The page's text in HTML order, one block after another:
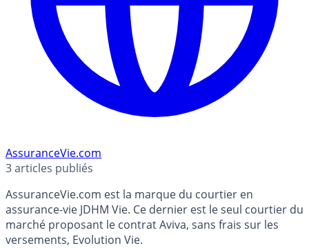
AssuranceVie.com
3articles publiés
AssuranceVie.com est la marque du courtier en
assurance-vie JDHM Vie. Ce dernier est le seul courtier du
marché proposant le contrat Aviva, sans frais sur les
versements, Evolution Vie.